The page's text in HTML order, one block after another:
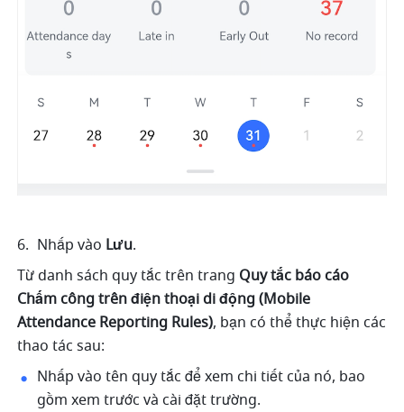
Nhấp vào Lưu.
Từ danh sách quy tắc trên trang Quy tắc báo cáo
Chấm công trên điện thoại di động (Mobile
Attendance Reporting Rules), bạn có thể thực hiện các
thao tác sau:
Nhấp vào tên quy tắc để xem chi tiết của nó, bao
gồm xem trước và cài đặt trường.